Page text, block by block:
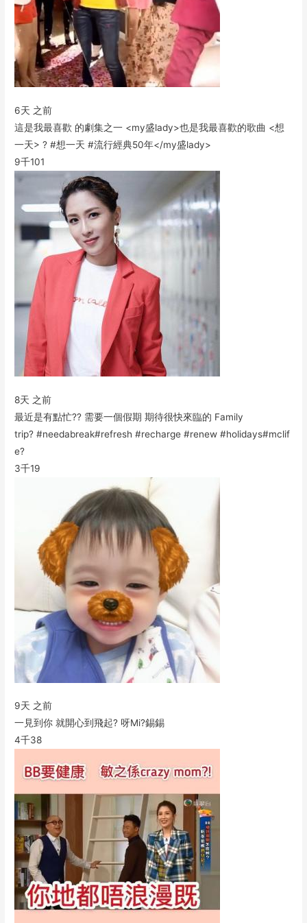
6天 之前
這是我最喜歡 的劇集之一 <my盛lady>也是我最喜歡的歌曲 <想
一天> ? #想一天 #流行經典50年</my盛lady>
9千101
8天 之前
最近是有點忙?? 需要一個假期 期待很快來臨的 Family
trip? #needabreak#refresh #recharge #renew #holidays#mclif
e?
3千19
9天 之前
一見到你 就開心到飛起? 呀Mi?錫錫
4千38